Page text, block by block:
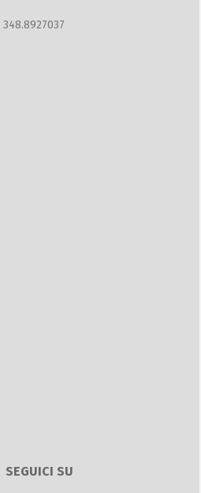
SEGUICI SU